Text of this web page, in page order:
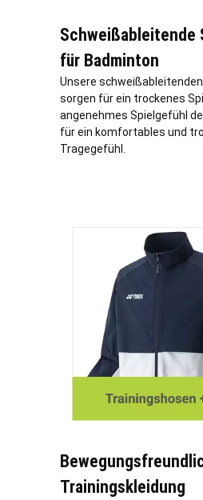
Schweißableitende
für Badminton
Unsere
sorgen für ein trockenes
angenehmes Spielgefühl
für ein komfortables und
Tragegefühl.
Trainingskleidung